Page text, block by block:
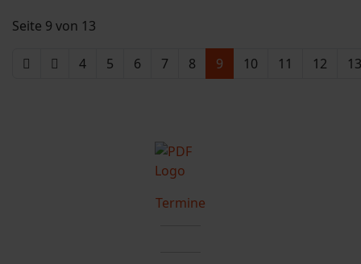
Seite 9 von 13
4 5 6 7 8 9 10 11 12 13
Termine